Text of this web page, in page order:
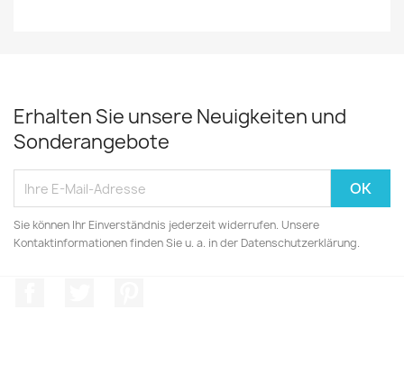
Erhalten Sie unsere Neuigkeiten und
Sonderangebote
Sie können Ihr Einverständnis jederzeit widerrufen. Unsere
Kontaktinformationen finden Sie u. a. in der Datenschutzerklärung.